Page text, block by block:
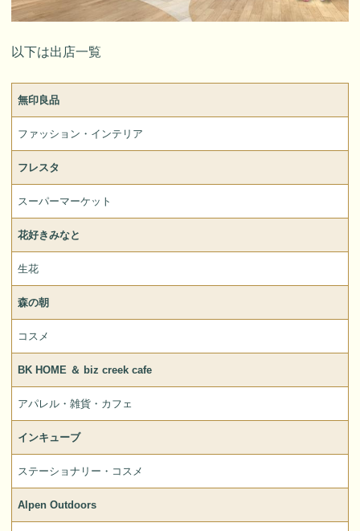
以下は出店一覧
無印良品
ファッション・インテリア
フレスタ
スーパーマーケット
花好きみなと
生花
森の朝
コスメ
BK HOME ＆ biz creek cafe
アパレル・雑貨・カフェ
インキューブ
ステーショナリー・コスメ
Alpen Outdoors